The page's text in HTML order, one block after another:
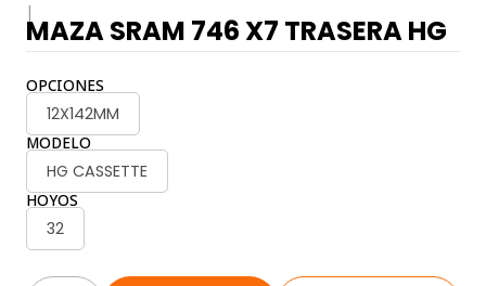
|
MAZA SRAM 746 X7 TRASERA HG
OPCIONES
12X142MM
MODELO
HG CASSETTE
HOYOS
32